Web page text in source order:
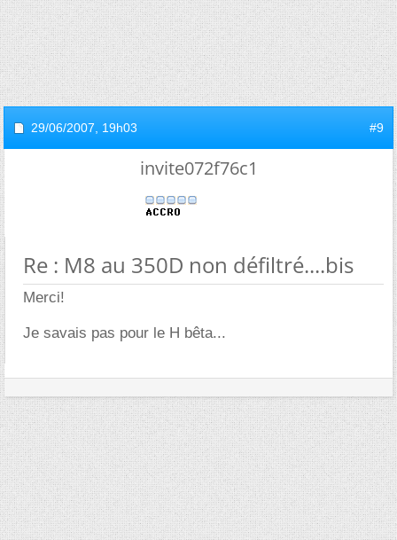
29/06/2007, 19h03 #9
invite072f76c1
Re : M8 au 350D non défiltré....bis
Merci!
Je savais pas pour le H bêta...